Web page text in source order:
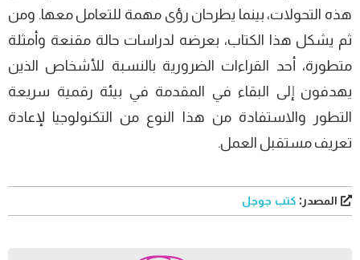
هذه التحولات، بينما يطرحان رؤى مهمة للتعامل معها. ومن
ثم يشكل هذا الكتاب، بعرضه لدراسات حالة مقنعة وأمثلة
متطورة، أحد القراءات الضرورية بالنسبة للأشخاص الذين
يهدفون إلى البقاء في المقدمة في بيئة رقمية سريعة
التطور والاستفادة من هذا النوع من التكنولوجيا لإعادة
تعريف مستقبل العمل.
المصدر: كتب جوجل